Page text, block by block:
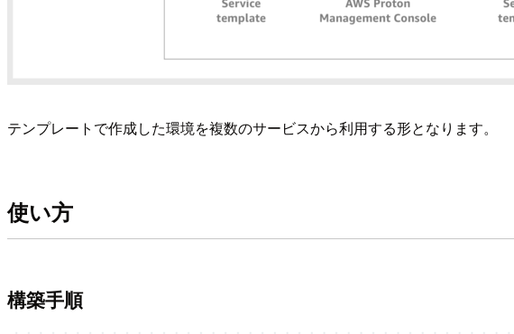
テンプレートで作成した環境を複数のサービスから利用する形となります。
使い方
構築手順